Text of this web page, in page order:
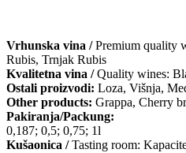
Vrhunska vina /Premium quality
Rubis, Trnjak Rubis
Kvalitetna vina /Quality wines:
Ostali proizvodi: Loza, Višnja,
Other products: Grappa, Cherry
Pakiranja/Packung:
0,187; 0,5; 0,75; 1l
Kušaonica /Tasting room: